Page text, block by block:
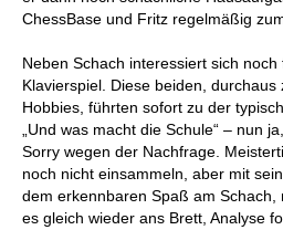
ChessBase und Fritz regelmäßig
Neben Schach interessiert sich
Klavierspiel. Diese beiden, durchaus
Hobbies, führten sofort zu der
„Und was macht die Schule“ – nun
Sorry wegen der Nachfrage.
noch nicht einsammeln, aber mit
dem erkennbaren Spaß am Schach,
es gleich wieder ans Brett, Analyse